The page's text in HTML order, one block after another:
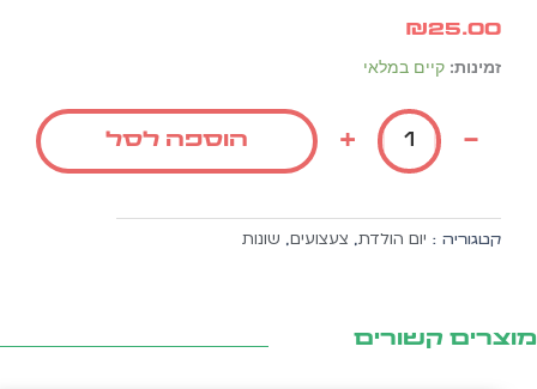
₪25.00
זמינות: קיים במלאי
כמות
מארז
בר
בצק
שבלונות
במזוודת
הוספה לסל
קטגוריה : יום הולדת,צעצועים,שונות
קשורים